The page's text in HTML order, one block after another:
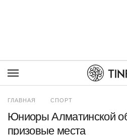
ГЛАВНАЯ СПОРТ
Юниоры Алматинской
призовые места